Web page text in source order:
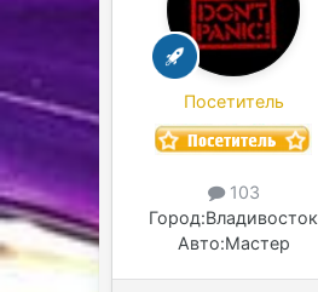
Посетитель
103
Город:Владивосток
Авто:Мастер